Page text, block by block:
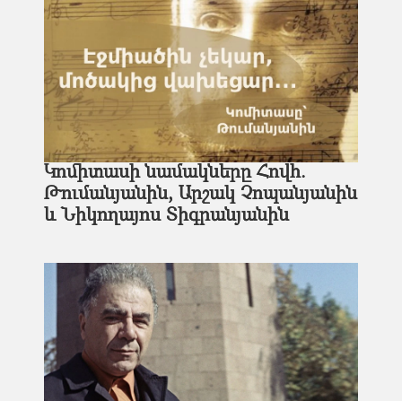
Կոմիտասի նամակները Հովհ.
Թումանյանին, Արշակ Չոպանյանին
և Նիկողայոս Տիգրանյանին